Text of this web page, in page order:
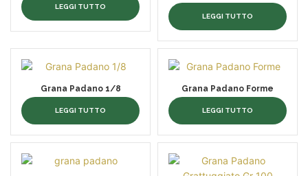
LEGGI TUTTO
LEGGI TUTTO
Grana Padano 1/8
LEGGI TUTTO
Grana Padano Forme
LEGGI TUTTO